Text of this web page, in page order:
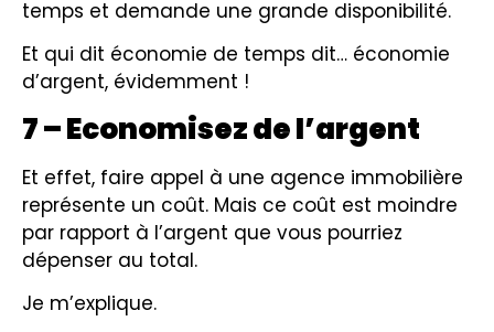
temps et demande une grande disponibilité.
Et qui dit économie de temps dit… économie
d’argent, évidemment !
7 – Economisez de l’argent
Et effet, faire appel à une agence immobilière
représente un coût. Mais ce coût est moindre
par rapport à l’argent que vous pourriez
dépenser au total.
Je m’explique.